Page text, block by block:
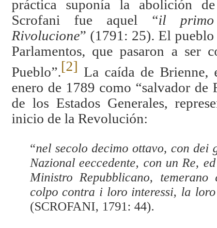
práctica suponía la abolición
Scrofani fue aquel “il
Rivolucione” (1791: 25). El
Parlamentos, que pasaron a ser
Pueblo”.[2] La caída de Brienne,
enero de 1789 como “salvador de
de los Estados Generales,
inicio de la Revolución:
“nel secolo decimo ottavo, con dei
Nazional eeccedente, con un Re,
Ministro Repubblicano,
colpo contra i loro interessi, la
(SCROFANI, 1791: 44).